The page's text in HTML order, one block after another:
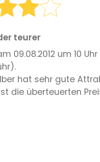
teurer
09.08.2012 um 10
hat sehr gute
die überteuerten